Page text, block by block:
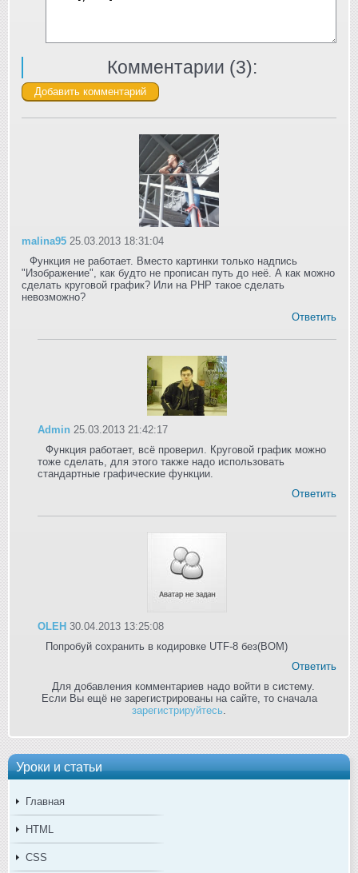
Уроки и статьи
Главная
HTML
CSS
Комментарии (3):
malina95 25.03.2013 18:31:04
Функция не работает. Вместо картинки только надпись
"Изображение", как будто не прописан путь до неё. А как можно
сделать круговой график? Или на PHP такое сделать
невозможно?
Ответить
Admin 25.03.2013 21:42:17
Функция работает, всё проверил. Круговой график можно
тоже сделать, для этого также надо использовать
стандартные графические функции.
Ответить
OLEH 30.04.2013 13:25:08
Попробуй сохранить в кодировке UTF-8 без(BOM)
Ответить
Для добавления комментариев надо войти в систему.
Если Вы ещё не зарегистрированы на сайте, то сначала
зарегистрируйтесь